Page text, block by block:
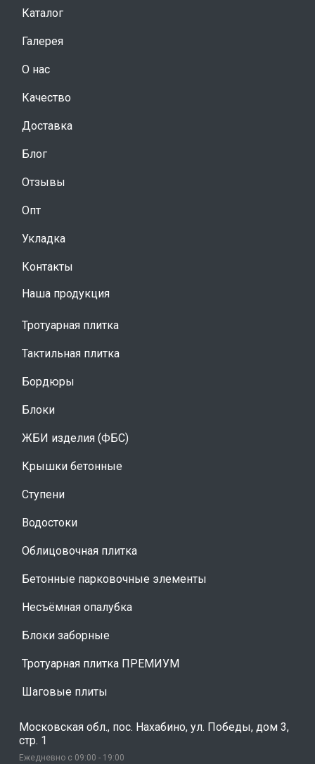
Каталог
Галерея
О нас
Качество
Доставка
Блог
Отзывы
Опт
Укладка
Контакты
Наша продукция
Тротуарная плитка
Тактильная плитка
Бордюры
Блоки
ЖБИ изделия (ФБС)
Крышки бетонные
Ступени
Водостоки
Облицовочная плитка
Бетонные парковочные элементы
Несъёмная опалубка
Блоки заборные
Тротуарная плитка ПРЕМИУМ
Шаговые плиты
Московская обл., пос. Нахабино, ул. Победы, дом 3,
стр. 1
Ежедневно с 09:00 - 19:00